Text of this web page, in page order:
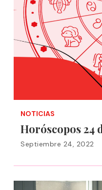
NOTICIAS
Horóscopos 24
Septiembre 24, 2022